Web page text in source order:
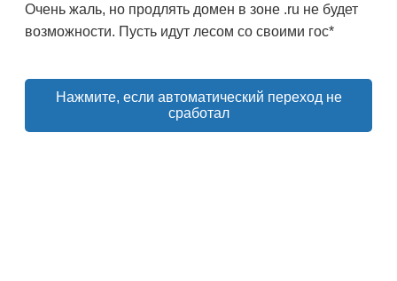
Очень жаль, но продлять домен в зоне .ru не будет
возможности. Пусть идут лесом со своими гос*
Нажмите, если автоматический переход не
сработал